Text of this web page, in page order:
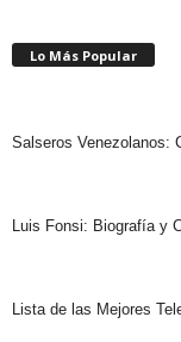
Lo Más Popular
Salseros Venezolanos:
Luis Fonsi: Biografía y
Lista de las Mejores